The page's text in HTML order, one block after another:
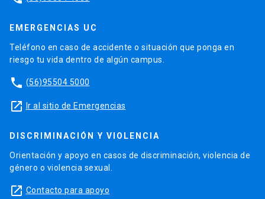
EMERGENCIAS UC
Teléfono en caso de accidente o situación que ponga en
riesgo tu vida dentro de algún campus.
phone (56)95504 5000
launch Ir al sitio de Emergencias
DISCRIMINACIÓN Y VIOLENCIA
Orientación y apoyo en casos de discriminación, violencia de
género o violencia sexual.
launch Contacto para apoyo